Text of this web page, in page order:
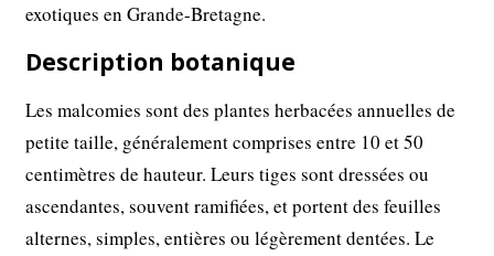
exotiques en Grande-Bretagne.
Description botanique
Les malcomies sont des plantes herbacées annuelles de
petite taille, généralement comprises entre 10 et 50
centimètres de hauteur. Leurs tiges sont dressées ou
ascendantes, souvent ramifiées, et portent des feuilles
alternes, simples, entières ou légèrement dentées. Le